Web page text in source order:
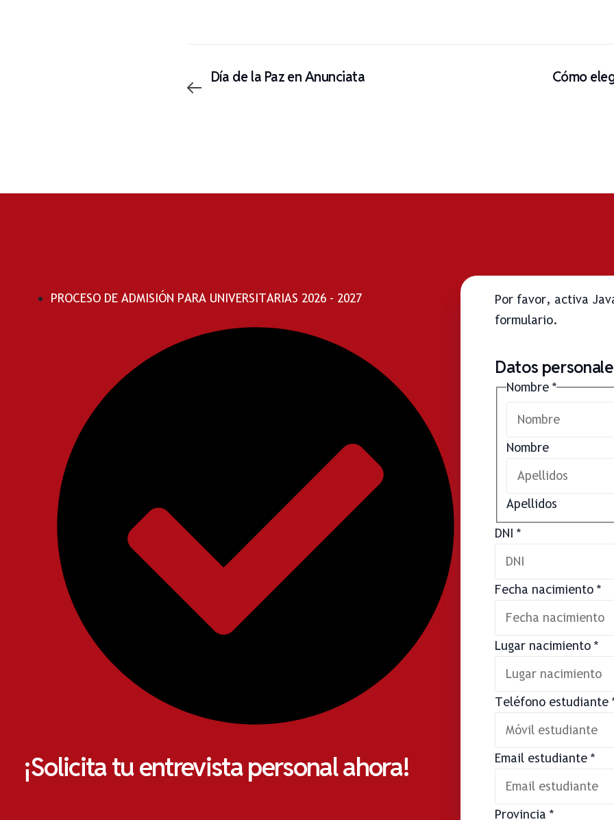
Día de la Paz en Anunciata Cómo
PROCESO DE ADMISIÓN PARA UNIVERSITARIAS 2026 - 2027
¡Solicita tu entrevista personal ahora!
Por favor, activa
formulario.
Datos
Nombre*
Nombre
Apellidos
DNI *
Fecha nacimiento *
Lugar nacimiento *
Teléfono estudiante
Email estudiante *
Provincia *